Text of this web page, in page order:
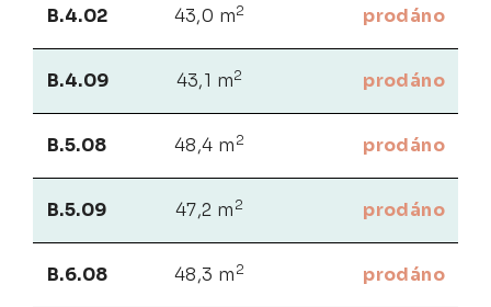
B.4.02 43,0 m2 prodáno
B.4.09 43,1 m2 prodáno
B.5.08 48,4 m 2 prodáno
B.5.09 47,2 m 2 prodáno
B.6.08 48,3 m 2 prodáno